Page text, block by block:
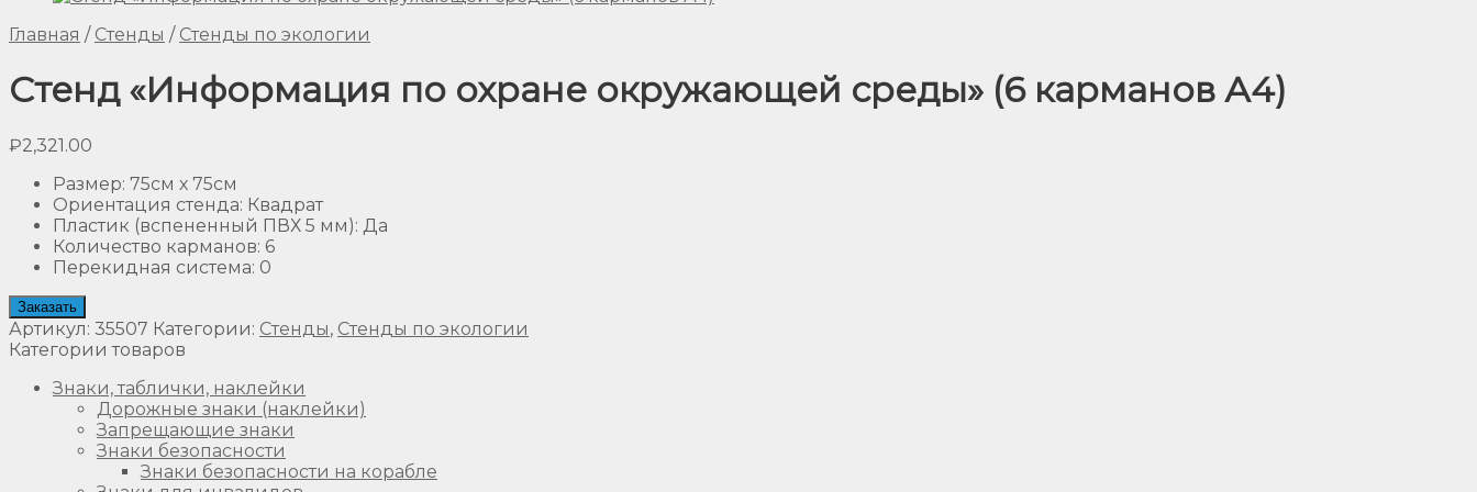
Главная / Стенды / Стенды по экологии
Стенд «Информация по охране окружающей среды» (6 карманов А4)
₽2,321.00
Размер: 75см х 75см
Ориентация стенда: Квадрат
Пластик (вспененный ПВХ 5 мм): Да
Количество карманов: 6
Перекидная система: 0
Заказать
Артикул: 35507 Категории: Стенды, Стенды по экологии
Категории товаров
Знаки, таблички, наклейки
Дорожные знаки (наклейки)
Запрещающие знаки
Знаки безопасности
Знаки безопасности на корабле